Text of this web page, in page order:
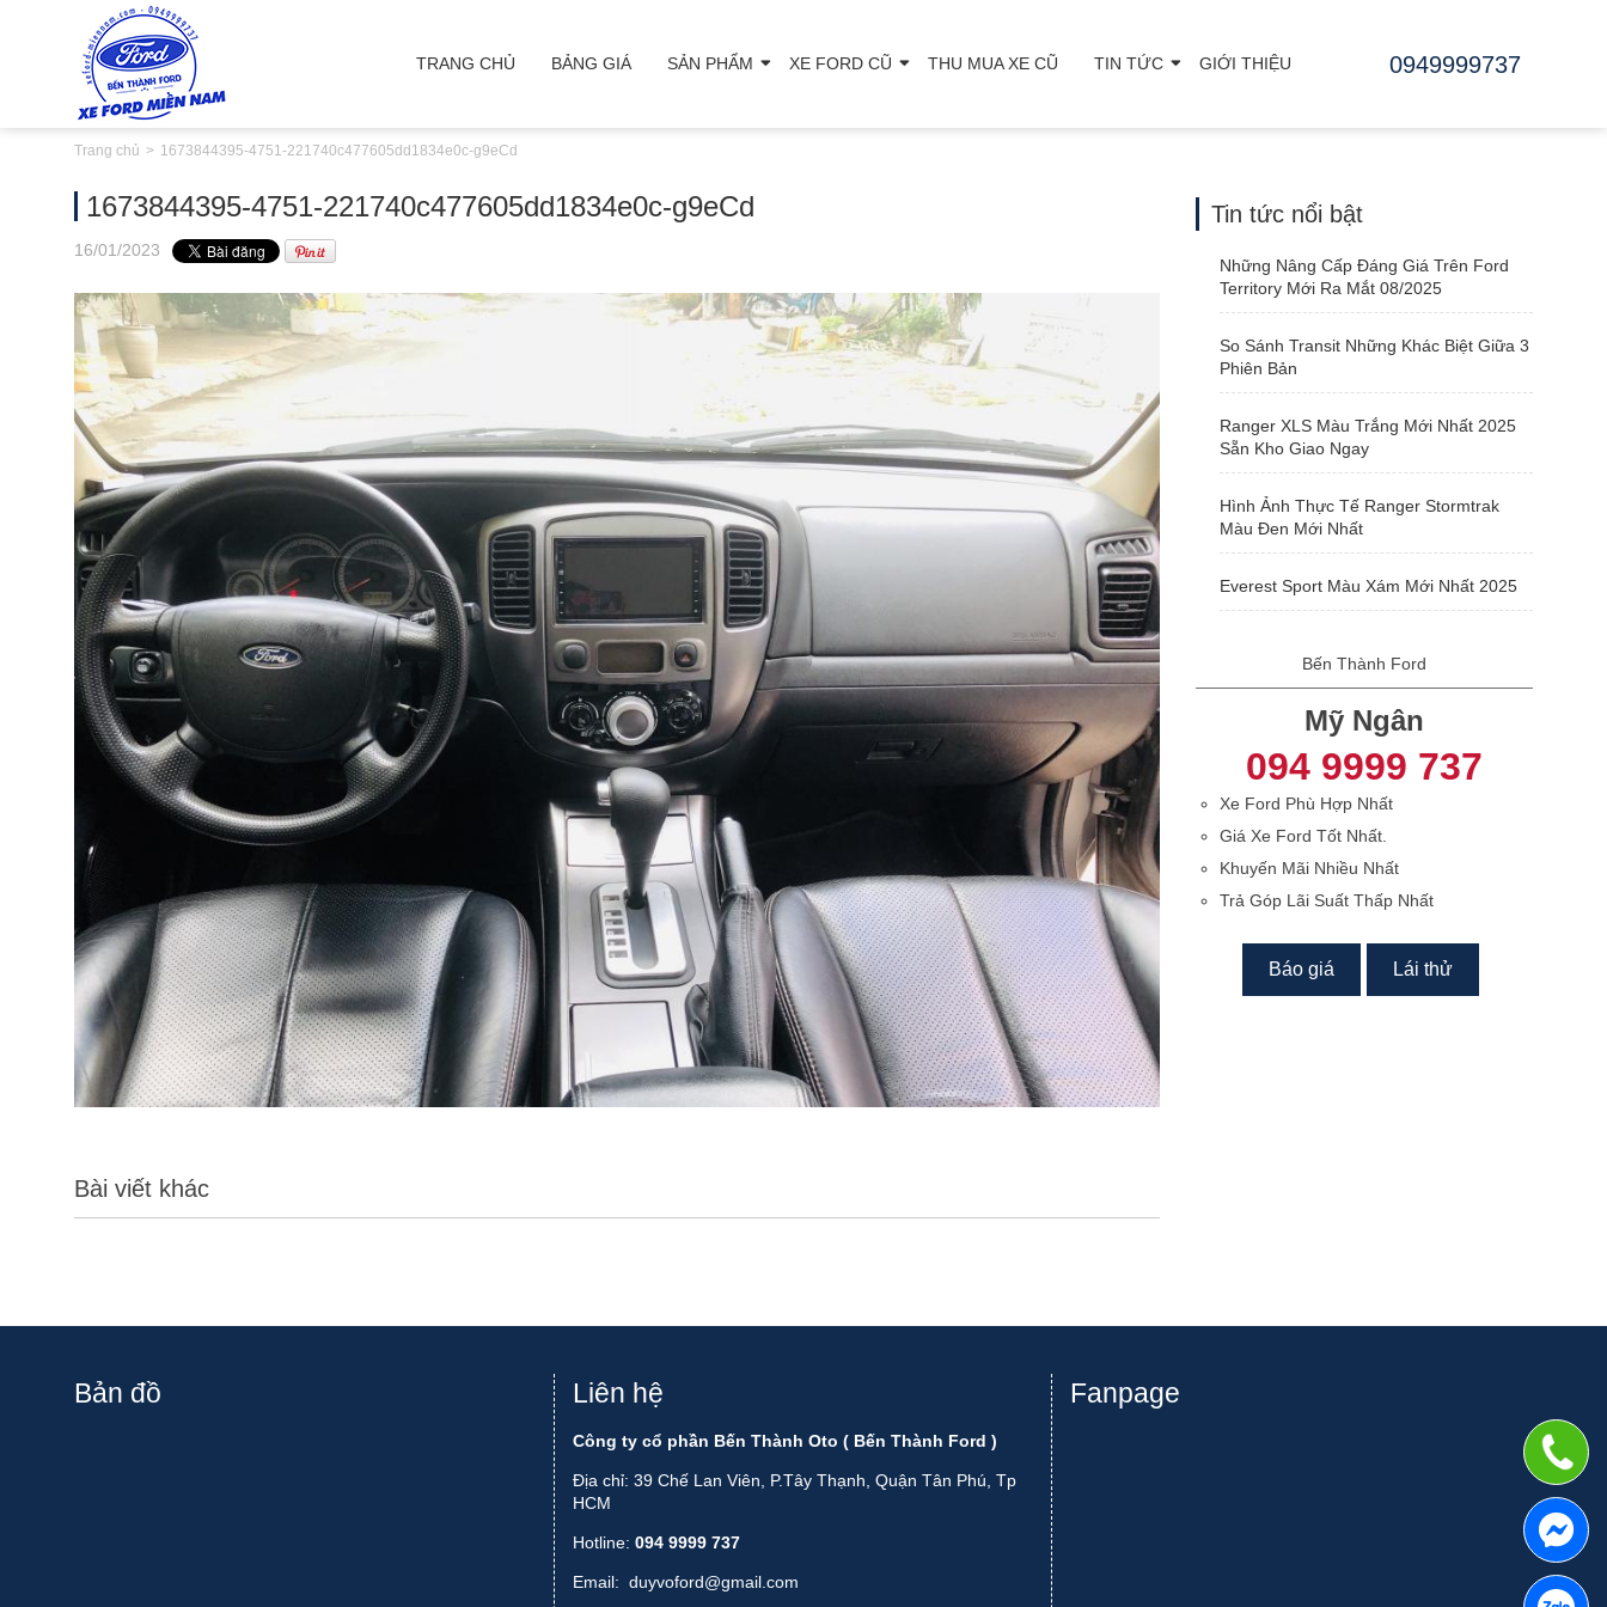
TRANG CHỦ BẢNG GIÁ SẢN PHẨM XE FORD CŨ THU MUA XE CŨ TIN TỨC GIỚI THIỆU 0949999737
Trang chủ 1673844395-4751-221740c477605dd1834e0c-g9eCd
1673844395-4751-221740c477605dd1834e0c-g9eCd
16/01/2023
Bài viết khác
Tin tức nổi bật
Những Nâng Cấp Đáng Giá Trên Ford
Territory Mới Ra Mắt 08/2025
So Sánh Transit Những Khác Biệt Giữa 3
Phiên Bản
Ranger XLS Màu Trắng Mới Nhất 2025
Sẵn Kho Giao Ngay
Hình Ảnh Thực Tế Ranger Stormtrak
Màu Đen Mới Nhất
Everest Sport Màu Xám Mới Nhất 2025
Bến Thành Ford
Mỹ Ngân
094 9999 737
Xe Ford Phù Hợp Nhất
Giá Xe Ford Tốt Nhất.
Khuyến Mãi Nhiều Nhất
Trả Góp Lãi Suất Thấp Nhất
Báo giá Lái thử
Bản đồ Liên hệ
Công ty cổ phần Bến Thành Oto ( Bến Thành Ford )
Địa chỉ: 39 Chế Lan Viên, P.Tây Thạnh, Quận Tân Phú, Tp
HCM
Hotline: 094 9999 737
Email: duyvoford@gmail.com
Fanpage